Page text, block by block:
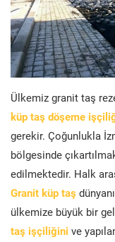
Ülkemiz granit taş
küp taş döşeme
gerekir. Çoğunlukla
bölgesinde
edilmektedir. Halk
Granit küp taş
ülkemize büyük bir
taş işçiliğini ve